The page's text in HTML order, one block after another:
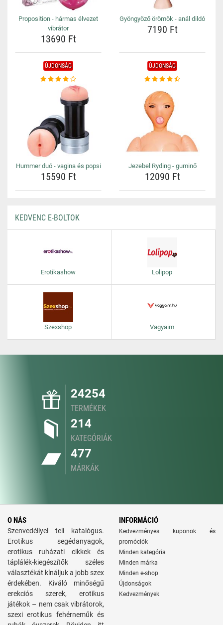
Proposition - hármas élvezet
vibrátor
13690 Ft
Gyöngyöző örömök - anál dildó
7190 Ft
ÚJDONSÁG
Hummer duó - vagina és popsi
15590 Ft
ÚJDONSÁG
Jezebel Ryding - guminő
12090 Ft
KEDVENC E-BOLTOK
Erotikashow Lolipop
Szexshop Vagyaim
24254
TERMÉKEK
214
KATEGÓRIÁK
477
MÁRKÁK
O NÁS
Szenvedéllyel teli katalógus.
Erotikus segédanyagok,
erotikus ruházati cikkek és
táplálék-kiegészítők széles
választékát kínáljuk a jobb szex
érdekében. Kiváló minőségű
erekciós szerek, erotikus
játékok – nem csak vibrátorok,
szexi erotikus fehérneműk és
INFORMÁCIÓ
Kedvezményes kuponok és
promóciók
Minden kategória
Minden márka
Minden e-shop
Újdonságok
Kedvezmények